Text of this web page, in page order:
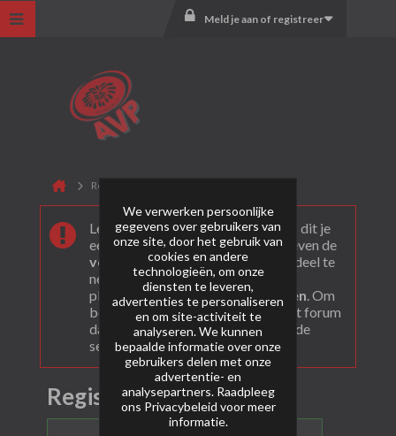
Meld je aan of registreer
Registreer
Leuk dat je ons gevonden hebt! Als dit je
eerste bezoek is bekijk dan eerst even de
veel gestelde vragen. Om actief deel te
nemen en ook berichten te kunnen
plaatsen moet je je eerst registeren. Om
berichten te bekijken, selecteer het forum
dat je wil bezoeken uit onderstaande
selectie.
Registreer
We verwerken persoonlijke
gegevens over gebruikers van
onze site, door het gebruik van
cookies en andere
technologieën, om onze
diensten te leveren,
advertenties te personaliseren
en om site-activiteit te
analyseren. We kunnen
bepaalde informatie over onze
gebruikers delen met onze
advertentie- en
analysepartners. Raadpleeg
ons Privacybeleid voor meer
informatie.